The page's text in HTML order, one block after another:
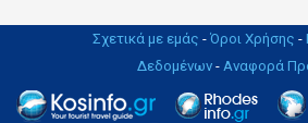
Σχετικά με εμάς - Όροι Χρήσης -
Δεδομένων - Αναφορά